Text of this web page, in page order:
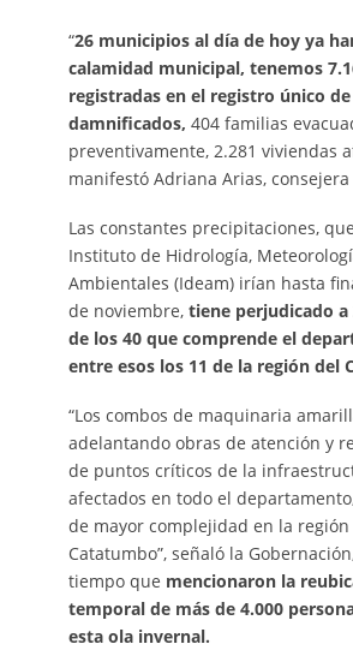
“26 municipios al día de hoy ya
calamidad municipal, tenemos
registradas en el registro único de
damnificados, 404 familias
preventivamente, 2.281 viviendas
manifestó Adriana Arias,
Las constantes precipitaciones,
Instituto de Hidrología,
Ambientales (Ideam) irían hasta
de noviembre,tiene perjudicado a
de los 40 que comprende el
entre esos los 11 de la región del
“Los combos de maquinaria
adelantando obras de atención y
de puntos críticos de la
afectados en todo el
de mayor complejidad en la región
Catatumbo”, señaló la
tiempo que mencionaron la
temporal de más de 4.000
esta ola invernal.